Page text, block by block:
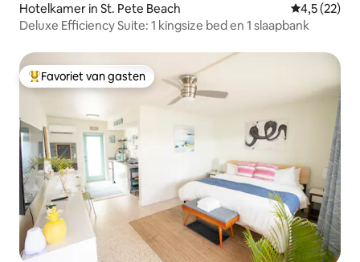
Hotelkamer in St. Pete Beach
4,5 (22)
Deluxe Efficiency Suite: 1 kingsize bed en 1 slaapbank
Topfavoriet van gasten
Favoriet van gasten